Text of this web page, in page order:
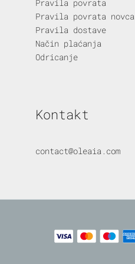
Pravila povrata
Pravila povrata novca
Pravila dostave
Način plaćanja
Odricanje
Kontakt
contact@oleaia.com